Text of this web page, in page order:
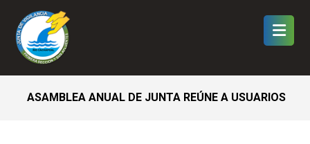
ASAMBLEA ANUAL DE JUNTA REÚNE A USUARIOS